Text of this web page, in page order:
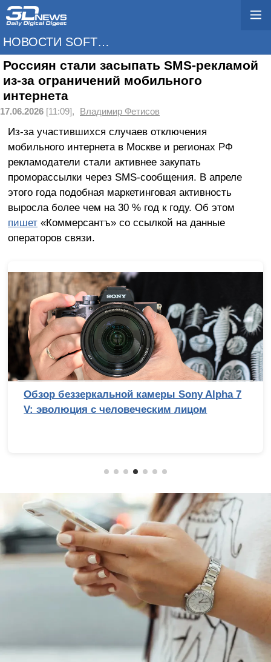
НОВОСТИ SOFTWARE
Россиян стали засыпать SMS-рекламой
из-за ограничений мобильного
интернета
17.06.2026 [11:09], Владимир Фетисов
Из-за участившихся случаев отключения
мобильного интернета в Москве и регионах РФ
рекламодатели стали активнее закупать
проморассылки через SMS-сообщения. В апреле
этого года подобная маркетинговая активность
выросла более чем на 30 % год к году. Об этом
пишет«Коммерсантъ» со ссылкой на данные
операторов связи.
Обзор беззеркальной камеры Sony Alpha 7
V: эволюция с человеческим лицом